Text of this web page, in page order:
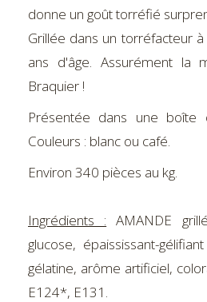
donne un goût torréfié
Grillée dans un torréfacteur
ans d'âge. Assurément la
Braquier !
Présentée dans une boîte
Couleurs : blanc ou café.
Environ 340 pièces au kg.
Ingrédients : AMANDE
glucose, épaississant-
gélatine, arôme artificiel,
E124*, E131.